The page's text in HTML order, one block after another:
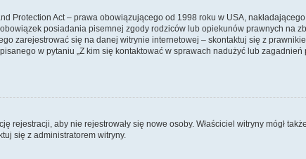
Protection Act – prawa obowiązującego od 1998 roku w USA,
posiadania pisemnej zgody rodziców lub opiekunów prawnych na
zarejestrować się na danej witrynie internetowej – skontaktuj się z
w pytaniu „Z kim się kontaktować w sprawach nadużyć lub
rejestracji, aby nie rejestrowały się nowe osoby. Właściciel witryny mógł
się z administratorem witryny.